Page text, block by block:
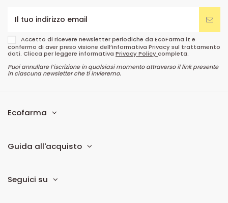
Accetto di ricevere newsletter periodiche da EcoFarma.it e
confermo di aver preso visione dell’informativa Privacy sul trattamento
dati. Clicca per leggere informativa Privacy Policycompleta.
Puoi annullare l’iscrizione in qualsiasi momento attraverso il link presente
in ciascuna newsletter che ti invieremo.
Ecofarma
Guida all'acquisto
Seguici su